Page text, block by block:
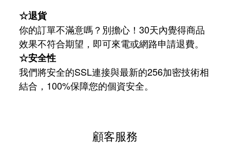
☆退貨
你的訂單不滿意嗎？別擔心！30天內覺得商品
效果不符合期望，即可來電或網路申請退費。
☆安全性
我們將安全的SSL連接與最新的256加密技術相
結合，100%保障您的個資安全。
顧客服務